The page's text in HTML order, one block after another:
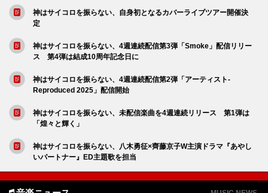
神はサイコロを振らない、自身初となるカバーライブツアー開催決
定
神はサイコロを振らない、4週連続配信第3弾「Smoke」配信リリー
ス 第4弾は結成10周年記念日に
神はサイコロを振らない、4週連続配信第2弾「アーティスト-
Reproduced 2025」配信開始
神はサイコロを振らない、未配信楽曲を4週連続リリース 第1弾は
「煌々と輝く」
神はサイコロを振らない、八木勇征×齊藤京子W主演ドラマ『あやし
いパートナー』ED主題歌を担当